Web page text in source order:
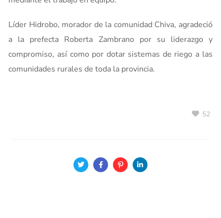
Líder Hidrobo, morador de la comunidad Chiva, agradeció
a la prefecta Roberta Zambrano por su liderazgo y
compromiso, así como por dotar sistemas de riego a las
comunidades rurales de toda la provincia.
52